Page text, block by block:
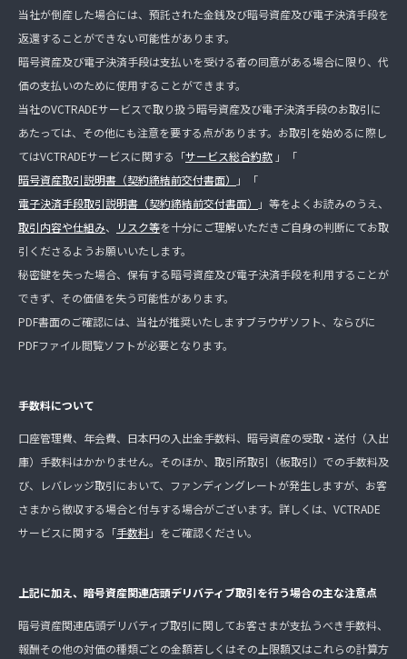
当社が倒産した場合には、預託された金銭及び暗号資産及び電子決済手段を
返還することができない可能性があります。
暗号資産及び電子決済手段は支払いを受ける者の同意がある場合に限り、代
価の支払いのために使用することができます。
当社のVCTRADEサービスで取り扱う暗号資産及び電子決済手段のお取引に
あたっては、その他にも注意を要する点があります。お取引を始めるに際し
てはVCTRADEサービスに関する「サービス総合約款 」「
暗号資産取引説明書（契約締結前交付書面）
」「
電子決済手段取引説明書（契約締結前交付書面）
」等をよくお読みのうえ、
取引内容や仕組み、 リスク等を十分にご理解いただきご自身の判断にてお取
引くださるようお願いいたします。
秘密鍵を失った場合、保有する暗号資産及び電子決済手段を利用することが
できず、その価値を失う可能性があります。
PDF書面のご確認には、当社が推奨いたしますブラウザソフト、ならびに
PDFファイル閲覧ソフトが必要となります。
手数料について
口座管理費、年会費、日本円の入出金手数料、暗号資産の受取・送付（入出
庫）手数料はかかりません。そのほか、取引所取引（板取引）での手数料及
び、レバレッジ取引において、ファンディングレートが発生しますが、お客
さまから徴収する場合と付与する場合がございます。詳しくは、VCTRADE
サービスに関する「手数料」をご確認ください。
上記に加え、暗号資産関連店頭デリバティブ取引を行う場合の主な注意点
暗号資産関連店頭デリバティブ取引に関してお客さまが支払うべき手数料、
報酬その他の対価の種類ごとの金額若しくはその上限額又はこれらの計算方